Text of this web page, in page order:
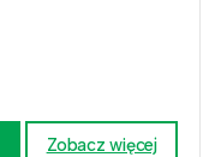
Zobacz więcej